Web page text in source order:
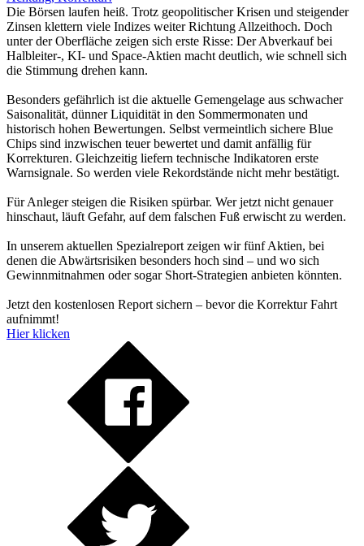
Die Börsen laufen heiß. Trotz geopolitischer Krisen und steigender
Zinsen klettern viele Indizes weiter Richtung Allzeithoch. Doch
unter der Oberfläche zeigen sich erste Risse: Der Abverkauf bei
Halbleiter-, KI- und Space-Aktien macht deutlich, wie schnell sich
die Stimmung drehen kann.
Besonders gefährlich ist die aktuelle Gemengelage aus schwacher
Saisonalität, dünner Liquidität in den Sommermonaten und
historisch hohen Bewertungen. Selbst vermeintlich sichere Blue
Chips sind inzwischen teuer bewertet und damit anfällig für
Korrekturen. Gleichzeitig liefern technische Indikatoren erste
Warnsignale. So werden viele Rekordstände nicht mehr bestätigt.
Für Anleger steigen die Risiken spürbar. Wer jetzt nicht genauer
hinschaut, läuft Gefahr, auf dem falschen Fuß erwischt zu werden.
In unserem aktuellen Spezialreport zeigen wir fünf Aktien, bei
denen die Abwärtsrisiken besonders hoch sind – und wo sich
Gewinnmitnahmen oder sogar Short-Strategien anbieten könnten.
Jetzt den kostenlosen Report sichern – bevor die Korrektur Fahrt
aufnimmt!
Hier klicken